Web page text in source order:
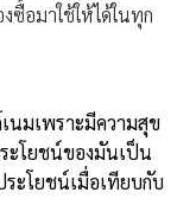
ซื้อมาใช้ให้ได้ในทุก
มเพราะมีความสุข
ระโยชน์ของมันเป็น
ะโยชน์เมื่อเทียบกับ